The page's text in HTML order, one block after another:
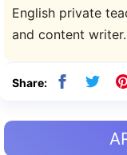
English private
and content writer.
Share: